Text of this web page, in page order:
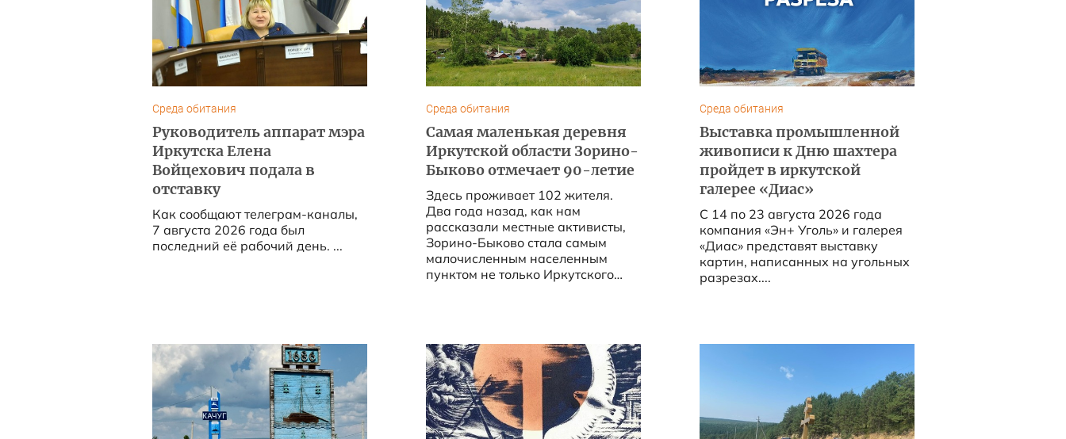
Среда обитания
Руководитель аппарат мэра
Иркутска Елена
Войцехович подала в
отставку
Как сообщают телеграм-каналы,
7 августа 2026 года был
последний её рабочий день. ...
Среда обитания
Самая маленькая деревня
Иркутской области Зорино-
Быково отмечает 90-летие
Здесь проживает 102 жителя.
Два года назад, как нам
рассказали местные активисты,
Зорино-Быково стала самым
малочисленным населенным
пунктом не только Иркутского
Среда обитания
Выставка промышленной
живописи к Дню шахтера
пройдет в иркутской
галерее «Диас»
С 14 по 23 августа 2026 года
компания «Эн+ Уголь» и галерея
«Диас» представят выставку
картин, написанных на угольных
разрезах....